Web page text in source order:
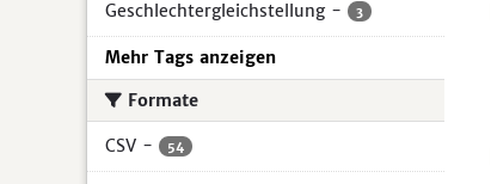
Geschlechtergleichstellung - 3
Mehr Tags anzeigen
Formate
CSV - 54